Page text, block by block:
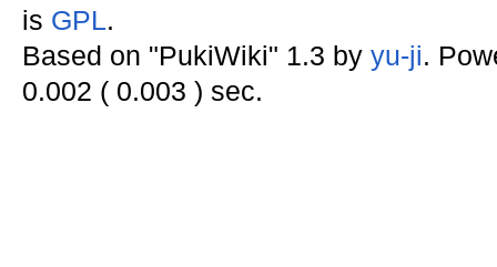
is GPL.
Based on "PukiWiki" 1.3 by yu-ji.
0.002 ( 0.003 ) sec.